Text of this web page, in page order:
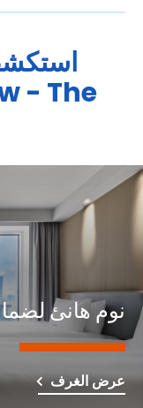
- The
نوم هانئ
عرض الغرف